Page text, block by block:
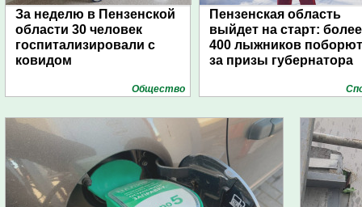
За неделю в Пензенской
области 30 человек
госпитализировали с
ковидом
Общество
Пензенская область
выйдет на старт: более
400 лыжников
за призы губернатора